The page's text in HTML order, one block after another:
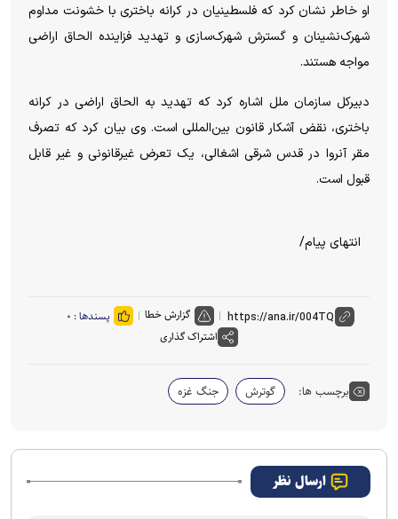
او خاطر نشان کرد که فلسطینیان در کرانه باختری با خشونت مداوم
شهرک‌نشینان و گسترش شهرک‌سازی و تهدید فزاینده الحاق اراضی
مواجه هستند.
دبیرکل سازمان ملل اشاره کرد که تهدید به الحاق اراضی در کرانه
باختری، نقض آشکار قانون بین‌المللی است. وی بیان کرد که تصرف
مقر آنروا در قدس شرقی اشغالی، یک تعرض غیرقانونی و غیر قابل
قبول است.
انتهای پیام/
گزارش خطا پسندها : ۰
اشتراک گذاری
برچسب ها: گوترش جنگ غزه
ارسال نظر